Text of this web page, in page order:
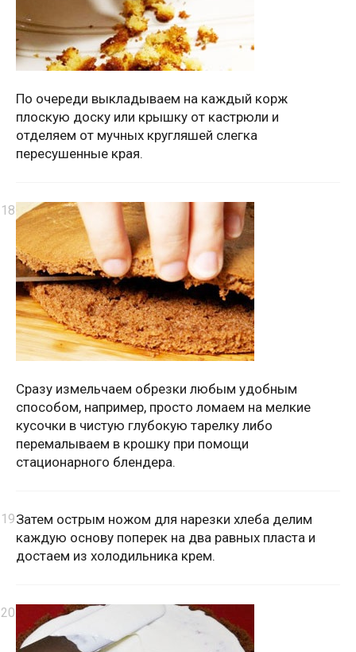
По очереди выкладываем на каждый корж
плоскую доску или крышку от кастрюли и
отделяем от мучных кругляшей слегка
пересушенные края.
Сразу измельчаем обрезки любым удобным
способом, например, просто ломаем на мелкие
кусочки в чистую глубокую тарелку либо
перемалываем в крошку при помощи
стационарного блендера.
Затем острым ножом для нарезки хлеба делим
каждую основу поперек на два равных пласта и
достаем из холодильника крем.